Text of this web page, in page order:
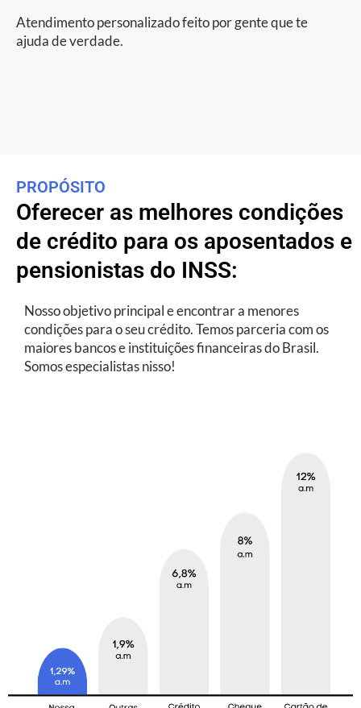
Atendimento personalizado feito por gente que te
ajuda de verdade.
PROPÓSITO
Oferecer as melhores condições
de crédito para os aposentados e
pensionistas do INSS:
Nosso objetivo principal e encontrar a menores
condições para o seu crédito. Temos parceria com os
maiores bancos e instituições financeiras do Brasil.
Somos especialistas nisso!